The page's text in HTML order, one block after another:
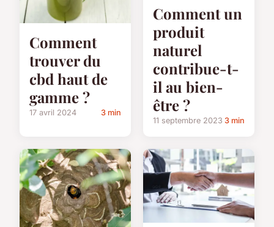
Comment
trouver du
cbd haut de
gamme ?
17 avril 2024 3 min
Comment un
produit
naturel
contribue-t-
il au bien-
être ?
11 septembre 2023 3 min